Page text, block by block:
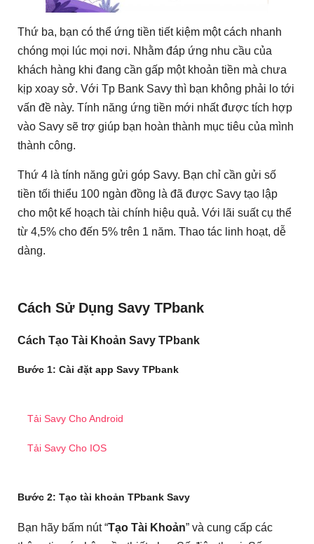
Thứ ba, bạn có thể ứng tiền tiết kiệm một cách nhanh
chóng mọi lúc mọi nơi. Nhằm đáp ứng nhu cầu của
khách hàng khi đang cần gấp một khoản tiền mà chưa
kịp xoay sở. Với Tp Bank Savy thì bạn không phải lo tới
vấn đề này. Tính năng ứng tiền mới nhất được tích hợp
vào Savy sẽ trợ giúp bạn hoàn thành mục tiêu của mình
thành công.
Thứ 4 là tính năng gửi góp Savy. Bạn chỉ cần gửi số
tiền tối thiểu 100 ngàn đồng là đã được Savy tạo lập
cho một kế hoạch tài chính hiệu quả. Với lãi suất cụ thể
từ 4,5% cho đến 5% trên 1 năm. Thao tác linh hoạt, dễ
dàng.
Cách Sử Dụng Savy TPbank
Cách Tạo Tài Khoản Savy TPbank
Bước 1: Cài đặt app Savy TPbank
Tải Savy Cho Android
Tải Savy Cho IOS
Bước 2: Tạo tài khoản TPbank Savy
Bạn hãy bấm nút “Tạo Tài Khoản” và cung cấp các